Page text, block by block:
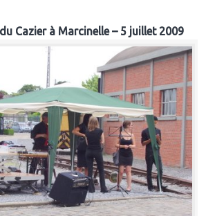
Cazier à Marcinelle – 5 juillet 2009